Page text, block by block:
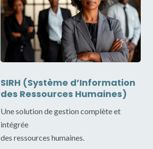
SIRH (Système d’Information
des Ressources Humaines)
Une solution de gestion complète et
intégrée
des ressources humaines.